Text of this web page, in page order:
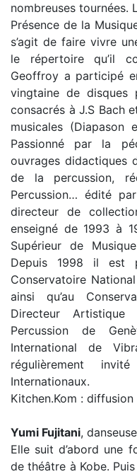
nombreuses tournées.
Présence de la
s’agit de faire vivre
le répertoire qu’il
Geoffroy a participé
vingtaine de
consacrés à J.S Bach
musicales (Diapason
Passionné par la
ouvrages didactiques
de la percussion,
Percussion… édité
directeur de
enseigné de 1993 à
Supérieur de
Depuis 1998 il est
Conservatoire
ainsi qu’au
Directeur
Percussion de
International de
régulièrement
Internationaux.
Kitchen.Kom : diffusion
Yumi Fujitani,
Elle suit d’abord une
de théâtre à Kobe.